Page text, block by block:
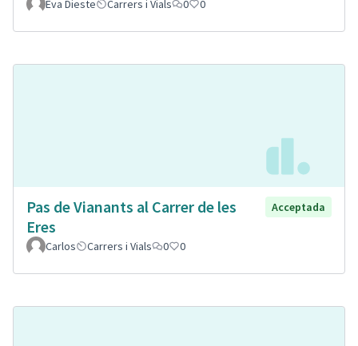
Eva Dieste Carrers i Vials 0 0
Pas de Vianants al Carrer de les
Eres
Acceptada
Carlos Carrers i Vials 0 0